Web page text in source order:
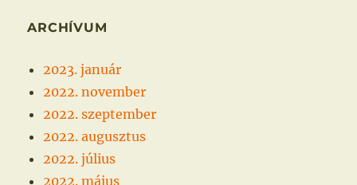
ARCHÍVUM
2023. január
2022. november
2022. szeptember
2022. augusztus
2022. július
2022. május